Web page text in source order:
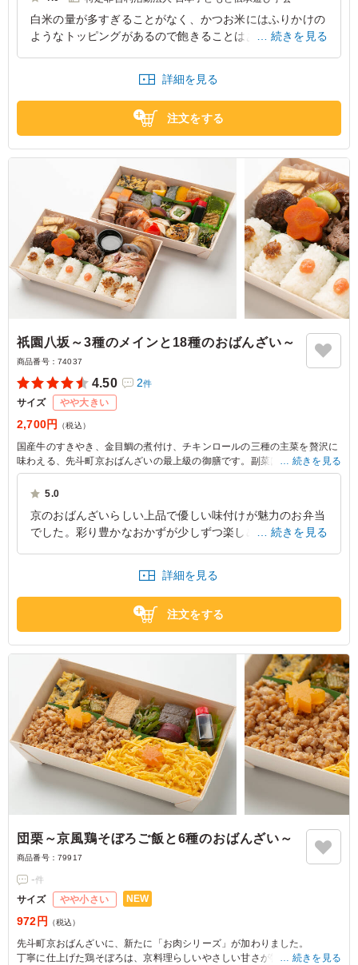
斗町京おばんざい自慢の一品です。
白米の量が多すぎることがなく、かつお米にはふりかけの
ようなトッピングがあるので飽きることはありませんでし
京都府京都市北区等持院北町
続きを見る
詳細を見る
注文をする
祇園八坂～3種のメインと18種のおばんざい～
商品番号： 74037
4.50 2件
サイズ やや大きい
2,700円 （税込）
国産牛のすきやき、金目鯛の煮付け、チキンロールの三種の主菜を贅沢に
味わえる、先斗町京おばんざいの最上級の御膳です。副菜は、人参と大根
の市松煮、豚の角煮、雷蒟蒻、タコ柔らか煮、アスパラ豚肉巻き、ふくさ
卵をはじめ、計18種を丁寧に盛り込み、彩り・味わい・食感のバランスに
品に込めた真心が伝わる味わいです。接待やおもてなし、大切なひととき
にふさわしい特別な御膳として自信をもってお届けします。
続きを見る
5.0
京のおばんざいらしい上品で優しい味付けが魅力のお弁当
でした。彩り豊かなおかずが少しずつ楽しめるため、最後
したバランスの良い内容で、年齢を問わず好評だと感じま
した。ボリュームもちょうど良く、また利用したいと思え
る満足度の高いお弁当でした。
大阪府高槻市桜ケ丘北町2026/08/01
続きを見る
詳細を見る
注文をする
団栗～京風鶏そぼろご飯と6種のおばんざい～
商品番号： 79917
-件
サイズ やや小さい NEW
972円 （税込）
先斗町京おばんざいに、新たに「お肉シリーズ」が加わりました。
丁寧に仕上げた鶏そぼろは、京料理らしいやさしい甘さが特徴。ひと口ご
続きを見る